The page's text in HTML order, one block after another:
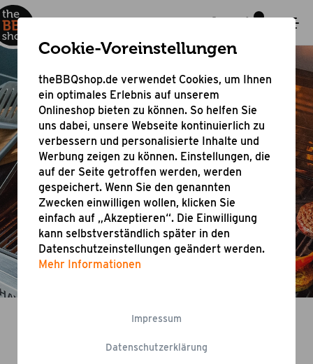
ALLES für dein Barbecue!
Unsere Bestseller
Gasgrills, Kamado Grills und
Elektrogrills
Cookie-Voreinstellungen
theBBQshop.de verwendet Cookies, um Ihnen
ein optimales Erlebnis auf unserem
Onlineshop bieten zu können. So helfen Sie
uns dabei, unsere Webseite kontinuierlich zu
verbessern und personalisierte Inhalte und
Werbung zeigen zu können. Einstellungen, die
auf der Seite getroffen werden, werden
gespeichert. Wenn Sie den genannten
Zwecken einwilligen wollen, klicken Sie
einfach auf „Akzeptieren“. Die Einwilligung
kann selbstverständlich später in den
Datenschutzeinstellungen geändert werden.
Mehr Informationen
Datenschutzerklärung
Impressum